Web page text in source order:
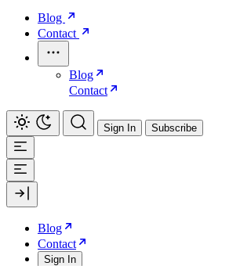
Blog
Contact
Blog
Contact
Sign In Subscribe
Blog
Contact
Sign In